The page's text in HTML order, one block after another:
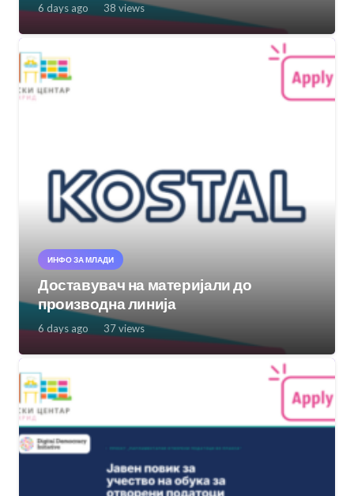
6 days ago 38 views
ИНФО ЗА МЛАДИ
Доставувач на материјали до
производна линија
6 days ago 37views